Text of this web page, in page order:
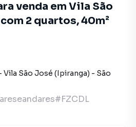
venda em Vila São
2 quartos, 40m²
Vila São José (Ipiranga) - São